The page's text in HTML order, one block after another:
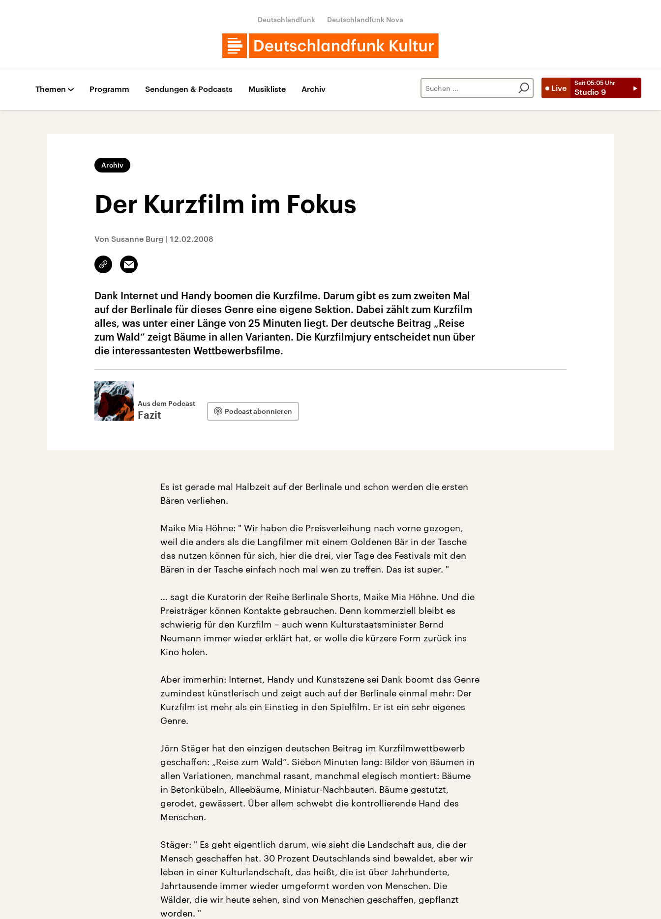
Deutschlandfunk Deutschlandfunk Nova
Live
Seit 05:05 Uhr
Studio 9
Themen Programm Sendungen & Podcasts Musikliste Archiv
Archiv
Der Kurzfilm im Fokus
Von Susanne Burg | 12.02.2008
Link
kopieren/teilen
Email
Dank Internet und Handy boomen die Kurzfilme. Darum gibt es zum zweiten Mal
auf der Berlinale für dieses Genre eine eigene Sektion. Dabei zählt zum Kurzfilm
alles, was unter einer Länge von 25 Minuten liegt. Der deutsche Beitrag „Reise
zum Wald“ zeigt Bäume in allen Varianten. Die Kurzfilmjury entscheidet nun über
die interessantesten Wettbewerbsfilme.
Aus dem Podcast
Fazit Podcast abonnieren
Es ist gerade mal Halbzeit auf der Berlinale und schon werden die ersten
Bären verliehen.
Maike Mia Höhne: " Wir haben die Preisverleihung nach vorne gezogen,
weil die anders als die Langfilmer mit einem Goldenen Bär in der Tasche
das nutzen können für sich, hier die drei, vier Tage des Festivals mit den
Bären in der Tasche einfach noch mal wen zu treffen. Das ist super. "
… sagt die Kuratorin der Reihe Berlinale Shorts, Maike Mia Höhne. Und die
Preisträger können Kontakte gebrauchen. Denn kommerziell bleibt es
schwierig für den Kurzfilm – auch wenn Kulturstaatsminister Bernd
Neumann immer wieder erklärt hat, er wolle die kürzere Form zurück ins
Kino holen.
Aber immerhin: Internet, Handy und Kunstszene sei Dank boomt das Genre
zumindest künstlerisch und zeigt auch auf der Berlinale einmal mehr: Der
Kurzfilm ist mehr als ein Einstieg in den Spielfilm. Er ist ein sehr eigenes
Genre.
Jörn Stäger hat den einzigen deutschen Beitrag im Kurzfilmwettbewerb
geschaffen: „Reise zum Wald“. Sieben Minuten lang: Bilder von Bäumen in
allen Variationen, manchmal rasant, manchmal elegisch montiert: Bäume
in Betonkübeln, Alleebäume, Miniatur-Nachbauten. Bäume gestutzt,
gerodet, gewässert. Über allem schwebt die kontrollierende Hand des
Menschen.
Stäger: " Es geht eigentlich darum, wie sieht die Landschaft aus, die der
Mensch geschaffen hat. 30 Prozent Deutschlands sind bewaldet, aber wir
leben in einer Kulturlandschaft, das heißt, die ist über Jahrhunderte,
Jahrtausende immer wieder umgeformt worden von Menschen. Die
Wälder, die wir heute sehen, sind von Menschen geschaffen, gepflanzt
worden. "